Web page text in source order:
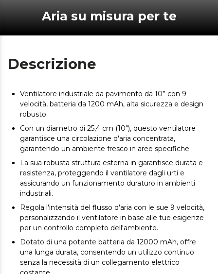
Aria su misura per te
Descrizione
Ventilatore industriale da pavimento da 10” con 9
velocità, batteria da 1200 mAh, alta sicurezza e design
robusto
Con un diametro di 25,4 cm (10"), questo ventilatore
garantisce una circolazione d'aria concentrata,
garantendo un ambiente fresco in aree specifiche.
La sua robusta struttura esterna in garantisce durata e
resistenza, proteggendo il ventilatore dagli urti e
assicurando un funzionamento duraturo in ambienti
industriali.
Regola l'intensità del flusso d'aria con le sue 9 velocità,
personalizzando il ventilatore in base alle tue esigenze
per un controllo completo dell'ambiente.
Dotato di una potente batteria da 12000 mAh, offre
una lunga durata, consentendo un utilizzo continuo
senza la necessità di un collegamento elettrico